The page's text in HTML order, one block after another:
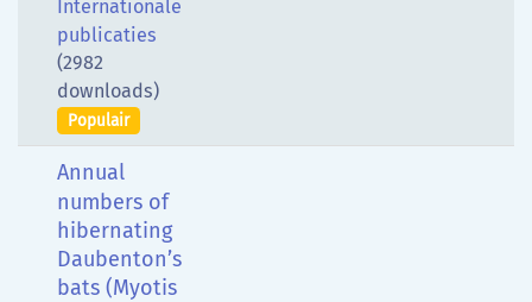
Internationale
publicaties
(2982
downloads)
Populair
Annual
numbers of
hibernating
Daubenton’s
bats (Myotis